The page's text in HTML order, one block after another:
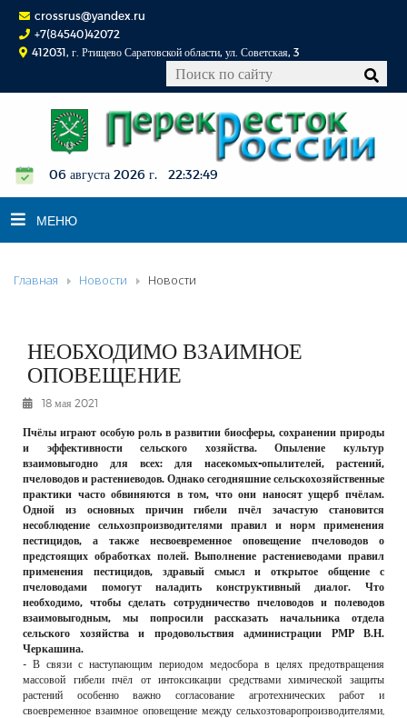
crossrus@yandex.ru
+7(84540)42072
412031, г. Ртищево Саратовской области, ул. Советская, 3
06 августа 2026 г. 22:32:50
МЕНЮ
НОВОСТИ
К СВЕДЕНИЮ
КОНКУРСЫ
ФОТОРЕПОРТАЖИ
РЕКЛАМОДАТЕЛЯМ
ОБЪЯВЛЕНИЯ
КОНТАКТЫ
Главная Новости Новости
НЕОБХОДИМО ВЗАИМНОЕ
ОПОВЕЩЕНИЕ
18 мая 2021
Пчёлы играют особую роль в развитии биосферы, сохранении природы
и эффективности сельского хозяйства. Опыление культур
взаимовыгодно для всех: для насекомых-опылителей, растений,
пчеловодов и растениеводов. Однако сегодняшние сельскохозяйственные
практики часто обвиняются в том, что они наносят ущерб пчёлам.
Одной из основных причин гибели пчёл зачастую становится
несоблюдение сельхозпроизводителями правил и норм применения
пестицидов, а также несвоевременное оповещение пчеловодов о
предстоящих обработках полей. Выполнение растениеводами правил
применения пестицидов, здравый смысл и открытое общение с
пчеловодами помогут наладить конструктивный диалог. Что
необходимо, чтобы сделать сотрудничество пчеловодов и полеводов
взаимовыгодным, мы попросили рассказать начальника отдела
сельского хозяйства и продовольствия администрации РМР В.Н.
Черкашина.
- В связи с наступающим периодом медосбора в целях предотвращения
массовой гибели пчёл от интоксикации средствами химической защиты
растений особенно важно согласование агротехнических работ и
своевременное взаимное оповещение между сельхозтоваропроизводителями,